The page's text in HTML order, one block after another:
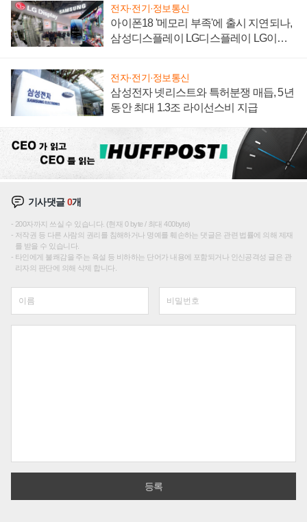
전자·전기·정보통신
아이폰18 '메모리 부족'에 출시 지연되나,
삼성디스플레이 LG디스플레이 LG이노
전자·전기·정보통신
삼성전자 넷리스트와 특허분쟁 매듭, 5년
동안 최대 1.3조 라이선스비 지급
기사댓글0개
200자까지 쓰실 수 있습니다. (현재 0 byte / 최대 400byte)
저작권 등 다른 사람의 권리를 침해하거나 명예를 훼손하는 댓글은 관련 법률에 의해 제재
를 받을 수 있습니다.
타인에게 불쾌감을 주는 욕설 등 비하하는 단어가 내용에 포함되거나 인신공격성 글은 관
리자의 판단에 의해 삭제 합니다.